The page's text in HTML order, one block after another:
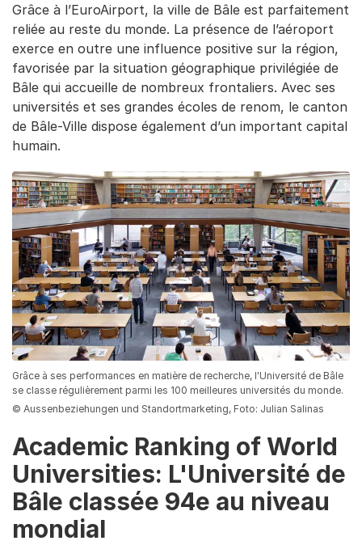
Grâce à l’EuroAirport, la ville de Bâle est parfaitement
reliée au reste du monde. La présence de l’aéroport
exerce en outre une influence positive sur la région,
favorisée par la situation géographique privilégiée de
Bâle qui accueille de nombreux frontaliers. Avec ses
universités et ses grandes écoles de renom, le canton
de Bâle-Ville dispose également d’un important capital
humain.
Grâce à ses performances en matière de recherche, l'Université de Bâle
se classe régulièrement parmi les 100 meilleures universités du monde.
© Aussenbeziehungen und Standortmarketing, Foto: Julian Salinas
Academic Ranking of World
Universities: L'Université de
Bâle classée 94e au niveau
mondial